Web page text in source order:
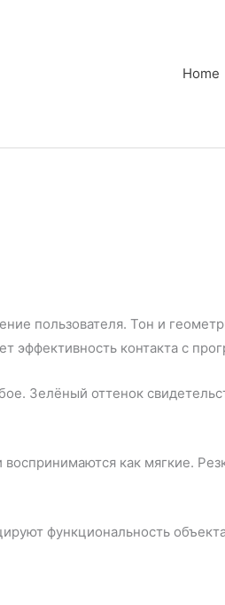
Home
пользователя. Тон и
эффективность контакта с
Зелёный оттенок
как мягкие.
функциональность